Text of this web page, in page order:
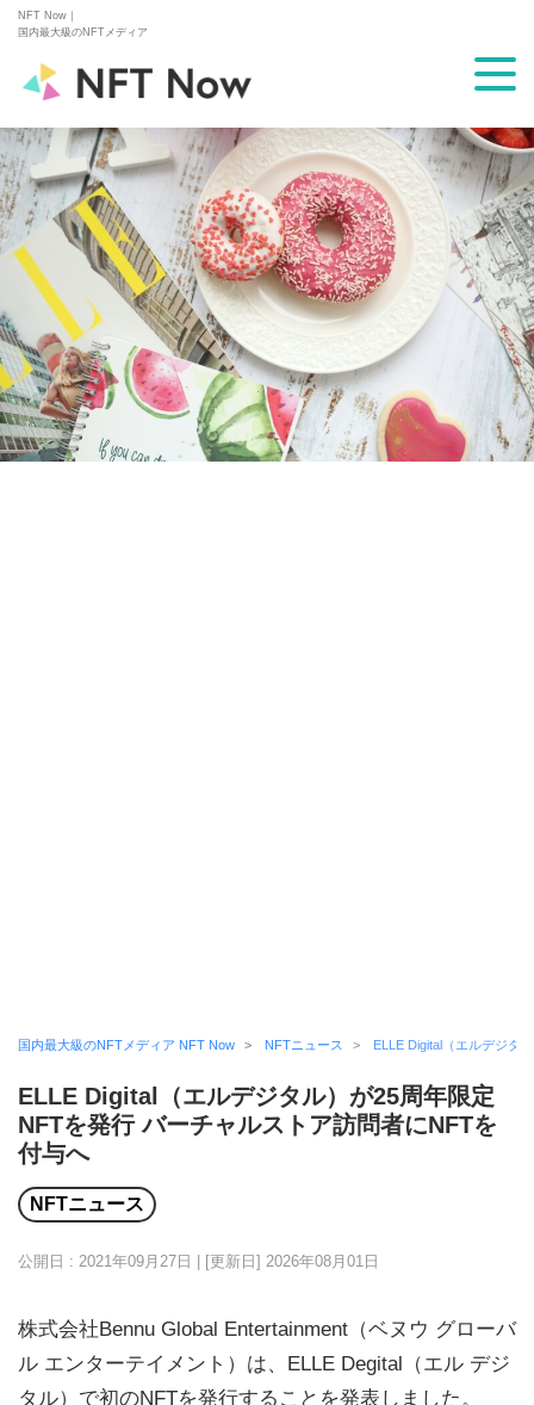
NFT Now｜
国内最大級のNFTメディア
国内最大級のNFTメディア NFT Now NFTニュース ELLE Digital（エルデジタ
ELLE Digital（エルデジタル）が25周年限定
NFTを発行 バーチャルストア訪問者にNFTを
付与へ
NFTニュース
公開日 : 2021年09月27日 | [更新日] 2026年08月01日
株式会社Bennu Global Entertainment（ベヌウ グローバ
ル エンターテイメント）は、ELLE Degital（エル デジ
タル）で初のNFTを発行することを発表しました。